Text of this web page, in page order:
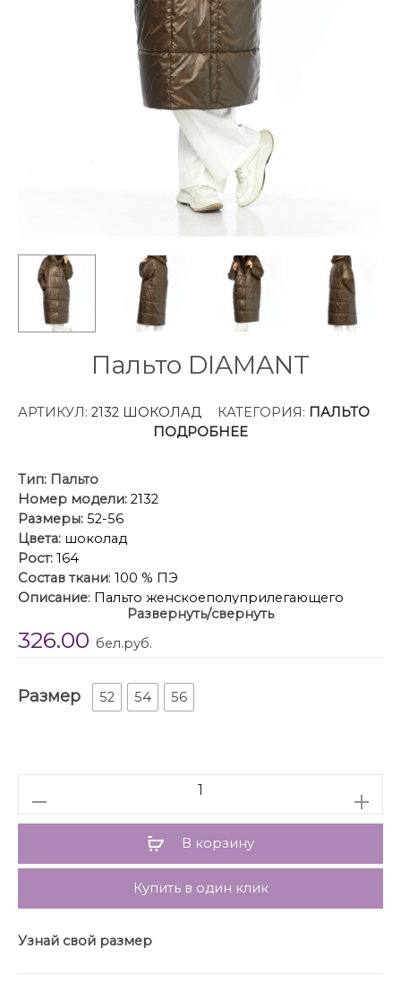
Пальто DIAMANT
АРТИКУЛ: 2132 ШОКОЛАД КАТЕГОРИЯ: ПАЛЬТО
ПОДРОБНЕЕ
Тип: Пальто
Номер модели: 2132
Размеры: 52-56
Цвета: шоколад
Рост: 164
Состав ткани: 100 % ПЭ
Описание: Пальто женскоеполуприлегающего
силуэта со смещенной застежкой на кнопки. По
переду прорезные карманы с листочкой. Рукав
объемный отделочной деталью по отлету, по
горловине переда заложены складки. В качестве
фиксируется с помощью пуговиц и навесных
петель-резинок на изделии. Используется
утеплитель синтепон 200. Подходит под
температурный режим до -10 градусов.
Длина по спинке 116 см, длина рукава 54 см.
Развернуть/свернуть
326.00 бел.руб.
Размер 52 54 56
В корзину
Купить в один клик
Узнай свой размер